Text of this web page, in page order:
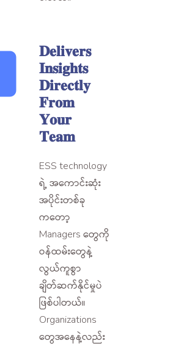
𝐃𝐞𝐥𝐢𝐯𝐞𝐫𝐬
𝐈𝐧𝐬𝐢𝐠𝐡𝐭𝐬
𝐃𝐢𝐫𝐞𝐜𝐭𝐥𝐲
𝐅𝐫𝐨𝐦
𝐘𝐨𝐮𝐫
𝐓𝐞𝐚𝐦
ESS technology
ရဲ့ အကောင်းဆုံး
အပိုင်းတစ်ခု
ကတော့
Managers တွေကို
ဝန်ထမ်းတွေနဲ့
လွယ်ကူစွာ
ချိတ်ဆက်နိုင်မှုပဲ
ဖြစ်ပါတယ်။
Organizations
တွေအနေနဲ့လည်း